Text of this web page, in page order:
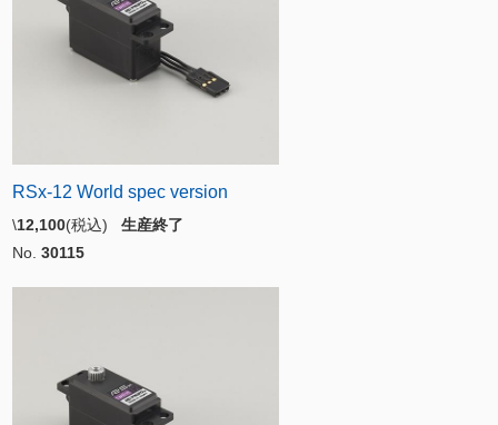
RSx-12 World spec version
\12,100(税込) 生産終了
No. 30115